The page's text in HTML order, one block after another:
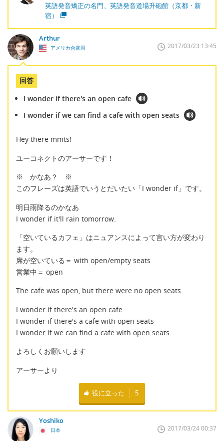
英語発音矯正の名門、英語発音道場升砲館（京都・新
宿）
Arthur
アメリカ合衆国 2017/03/23 13:45
回答
I wonder if there's an open cafe
I wonder if we can find a cafe with open seats
Hey there mmts!
ユーコネクトのアーサーです！
※ かなあ？ ※
このフレーズは英語でいうとだいたい「I wonder if」です。
明日雨降るのかなあ
I wonder if it'll rain tomorrow.
「空いているカフェ」はニュアンスによって言い方が変わり
ます。
席が空いている＝ with open/empty seats
営業中＝ open
The cafe was open, but there were no open seats.
I wonder if there's an open cafe
I wonder if there's a cafe with open seats
I wonder if we can find a cafe with open seats
よろしくお願いします
アーサーより
役に立った 5
Yoshiko
日本 2017/03/24 00:37